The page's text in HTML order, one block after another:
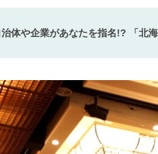
体や企業があなたを指名!? 「北